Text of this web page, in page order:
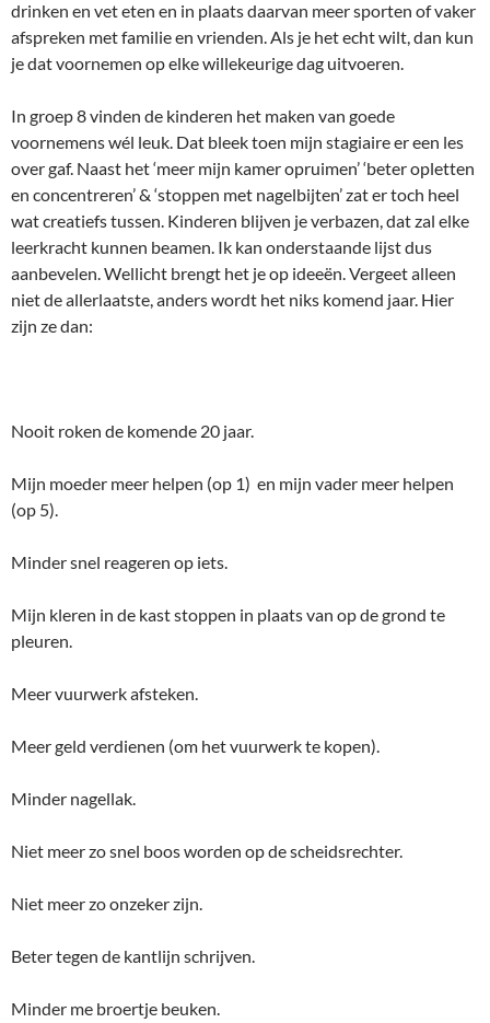
drinken en vet eten en in plaats daarvan meer sporten of vaker
afspreken met familie en vrienden. Als je het echt wilt, dan kun
je dat voornemen op elke willekeurige dag uitvoeren.
In groep 8 vinden de kinderen het maken van goede
voornemens wél leuk. Dat bleek toen mijn stagiaire er een les
over gaf. Naast het ‘meer mijn kamer opruimen’ ‘beter opletten
en concentreren’ & ‘stoppen met nagelbijten’ zat er toch heel
wat creatiefs tussen. Kinderen blijven je verbazen, dat zal elke
leerkracht kunnen beamen. Ik kan onderstaande lijst dus
aanbevelen. Wellicht brengt het je op ideeën. Vergeet alleen
niet de allerlaatste, anders wordt het niks komend jaar. Hier
zijn ze dan:
Nooit roken de komende 20 jaar.
Mijn moeder meer helpen (op 1) en mijn vader meer helpen
(op 5).
Minder snel reageren op iets.
Mijn kleren in de kast stoppen in plaats van op de grond te
pleuren.
Meer vuurwerk afsteken.
Meer geld verdienen (om het vuurwerk te kopen).
Minder nagellak.
Niet meer zo snel boos worden op de scheidsrechter.
Niet meer zo onzeker zijn.
Beter tegen de kantlijn schrijven.
Minder me broertje beuken.